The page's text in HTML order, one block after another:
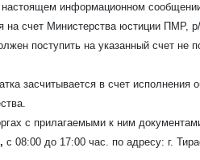
настоящем информационном
на счет Министерства юстиции ПМР,
поступить на указанный счет не
засчитывается в счет исполнения
с прилагаемыми к ним
с 08:00 до 17:00 час. по адресу: г.